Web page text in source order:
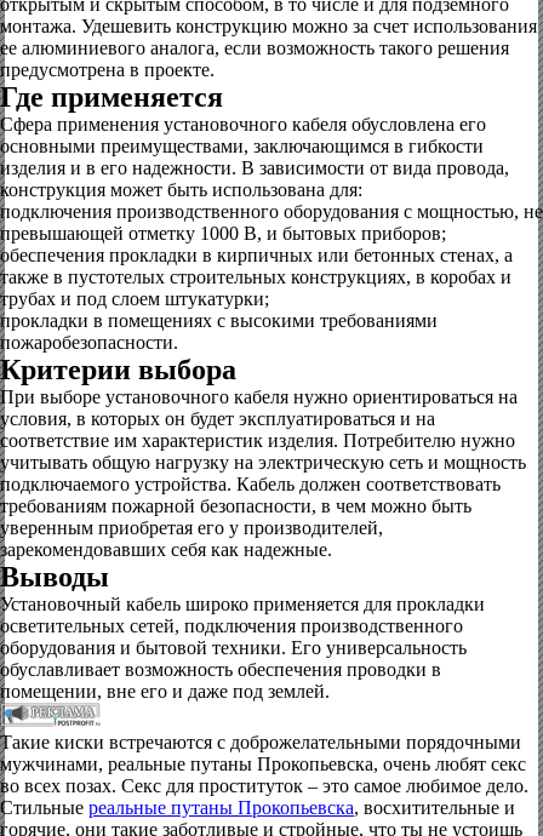
открытым и скрытым способом, в то числе и для подземного
монтажа. Удешевить конструкцию можно за счет использования
ее алюминиевого аналога, если возможность такого решения
предусмотрена в проекте.
Где применяется
Сфера применения установочного кабеля обусловлена его
основными преимуществами, заключающимся в гибкости
изделия и в его надежности. В зависимости от вида провода,
конструкция может быть использована для:
подключения производственного оборудования с мощностью, не
превышающей отметку 1000 В, и бытовых приборов;
обеспечения прокладки в кирпичных или бетонных стенах, а
также в пустотелых строительных конструкциях, в коробах и
трубах и под слоем штукатурки;
прокладки в помещениях с высокими требованиями
пожаробезопасности.
Критерии выбора
При выборе установочного кабеля нужно ориентироваться на
условия, в которых он будет эксплуатироваться и на
соответствие им характеристик изделия. Потребителю нужно
учитывать общую нагрузку на электрическую сеть и мощность
подключаемого устройства. Кабель должен соответствовать
требованиям пожарной безопасности, в чем можно быть
уверенным приобретая его у производителей,
зарекомендовавших себя как надежные.
Выводы
Установочный кабель широко применяется для прокладки
осветительных сетей, подключения производственного
оборудования и бытовой техники. Его универсальность
обуславливает возможность обеспечения проводки в
помещении, вне его и даже под землей.
Такие киски встречаются с доброжелательными порядочными
мужчинами, реальные путаны Прокопьевска, очень любят секс
во всех позах. Секс для проституток – это самое любимое дело.
Стильные реальные путаны Прокопьевска, восхитительные и
горячие, они такие заботливые и стройные, что ты не устоишь